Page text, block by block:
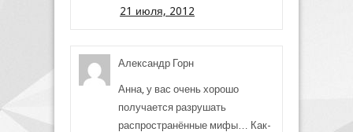
21 июля, 2012
Александр Горн
Анна, у вас очень хорошо
получается разрушать
распространённые мифы… Как-